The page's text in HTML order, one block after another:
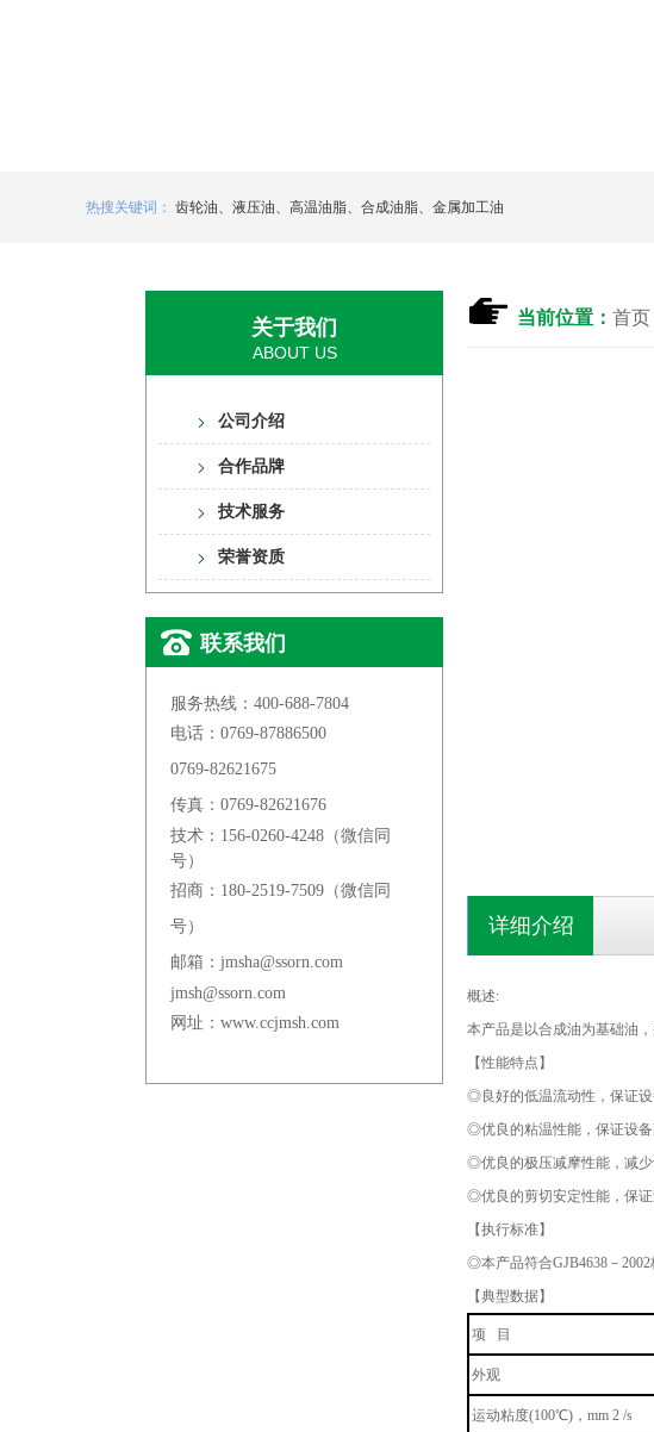
热搜关键词： 齿轮油、 液压油、 高温油脂、 合成油脂、 金属加工油
关于我们
ABOUT US
公司介绍
合作品牌
技术服务
荣誉资质
联系我们
服务热线：400-688-7804
电话：0769-87886500
0769-82621675
传真：0769-82621676
技术：156-0260-4248（微信同
号）
招商：180-2519-7509（微信同
号）
邮箱：jmsha@ssorn.com
jmsh@ssorn.com
网址：www.ccjmsh.com
当前位置： 首页
详细介绍
概述:
本产品是以合成油为基础油
【性能特点】
◎良好的低温流动性，保证设
◎优良的粘温性能，保证设备
◎优良的极压减摩性能，减少
◎优良的剪切安定性能，保证
【执行标准】
◎本产品符合GJB4638－2002
【典型数据】
项 目
外观
运动粘度(100℃)，mm 2 /s